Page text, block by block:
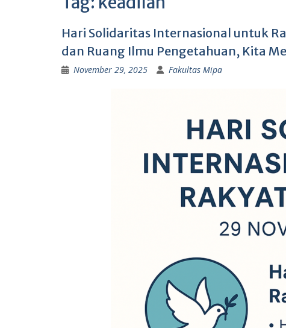
Hari Solidaritas Internasional untuk
dan Ruang Ilmu Pengetahuan, Kita
November 29, 2025 Fakultas Mipa